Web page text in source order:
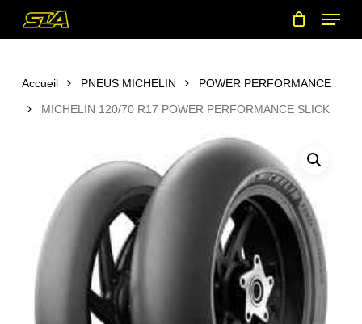
Menu
Accueil PNEUS MICHELIN
POWER PERFORMANCE
MICHELIN 120/70 R17 POWER PERFORMANCE SLICK